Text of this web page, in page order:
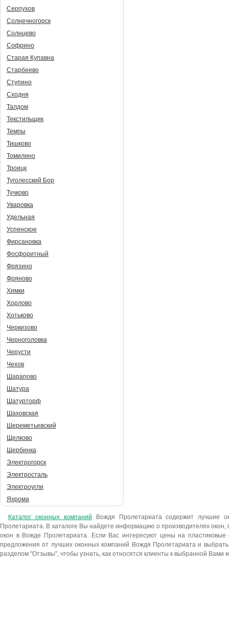
Серпухов
Солнечногорск
Солнцево
Софрино
Старая Купавна
Старбеево
Ступино
Сходня
Талдом
Текстильщик
Темпы
Тишково
Томилино
Троицк
Туголесский Бор
Тучково
Уваровка
Удельная
Успенское
Фирсановка
Фосфоритный
Фрязино
Фряново
Химки
Хорлово
Хотьково
Черкизово
Черноголовка
Черусти
Чехов
Шарапово
Шатура
Шатурторф
Шаховская
Шереметьевский
Щелково
Щербинка
Электрогорск
Электросталь
Электроугли
Яхрома
Каталог оконных компаний Вождя Пролетариата содержит лучшие
Пролетариата. В каталоге Вы найдете информацию о производителях
окон в Вожде Пролетариата. Если Вас интересуют цены на
предложения от лучших оконных компаний Вождя Пролетариата и
разделом "Отзывы", чтобы узнать, как относятся клиенты к выбранной Вами